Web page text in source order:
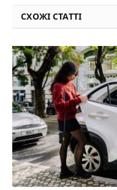
СХОЖІ СТАТТІ